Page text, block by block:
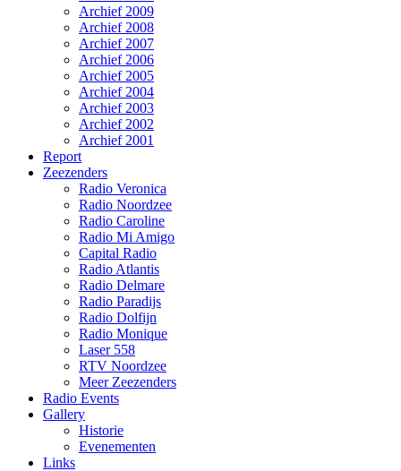
Archief 2009
Archief 2008
Archief 2007
Archief 2006
Archief 2005
Archief 2004
Archief 2003
Archief 2002
Archief 2001
Report
Zeezenders
Radio Veronica
Radio Noordzee
Radio Caroline
Radio Mi Amigo
Capital Radio
Radio Atlantis
Radio Delmare
Radio Paradijs
Radio Dolfijn
Radio Monique
Laser 558
RTV Noordzee
Meer Zeezenders
Radio Events
Gallery
Historie
Evenementen
Links